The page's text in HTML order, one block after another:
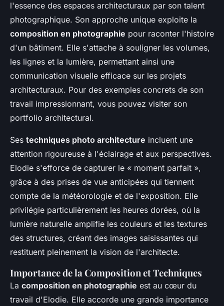
l'essence des espaces architecturaux par son talent
photographique. Son approche unique exploite la
composition en photographie pour raconter l'histoire
d'un bâtiment. Elle s'attache à souligner les volumes,
les lignes et la lumière, permettant ainsi une
communication visuelle efficace sur les projets
architecturaux. Pour des exemples concrets de son
travail impressionnant, vous pouvez visiter son
portfolio architectural.
Ses techniques photo architecture incluent une
attention rigoureuse à l'éclairage et aux perspectives.
Elodie s'efforce de capturer le « moment parfait »,
grâce à des prises de vue anticipées qui tiennent
compte de la météorologie et de l'exposition. Elle
privilégie particulièrement les heures dorées, où la
lumière naturelle amplifie les couleurs et les textures
des structures, créant des images saisissantes qui
restituent pleinement la vision de l'architecte.
Importance de la Composition et Techniques
La composition en photographie est au cœur du
travail d'Elodie. Elle accorde une grande importance